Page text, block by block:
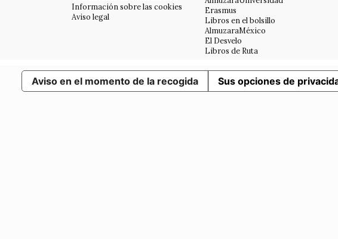
Información sobre las cookies
Aviso legal
Erasmus
Libros en el bolsillo
AlmuzaraMéxico
El Desvelo
Libros de Ruta
Aviso en el momento de la recogida Sus opciones de